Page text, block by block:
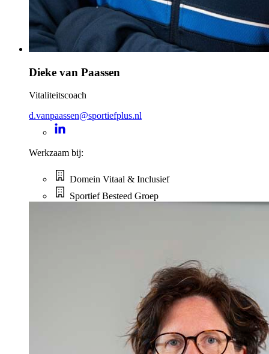
Dieke van Paassen
Vitaliteitscoach
d.vanpaassen@sportiefplus.nl
Werkzaam bij:
Domein Vitaal & Inclusief
Sportief Besteed Groep